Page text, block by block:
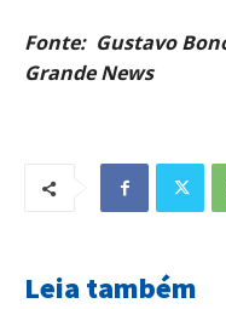
Fonte: Gustavo
Grande News
Leia também